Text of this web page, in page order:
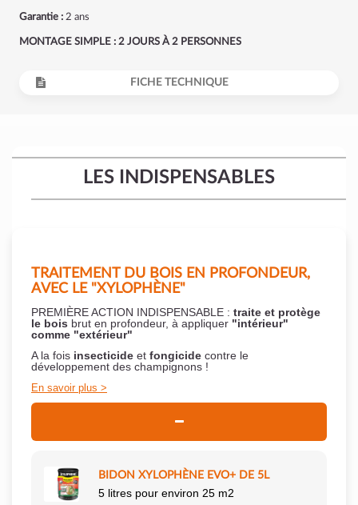
Garantie : 2 ans
MONTAGE SIMPLE : 2 JOURS À 2 PERSONNES
FICHE TECHNIQUE
LES INDISPENSABLES
TRAITEMENT DU BOIS EN PROFONDEUR,
AVEC LE "XYLOPHÈNE"
PREMIÈRE ACTION INDISPENSABLE : traite et protège
le bois brut en profondeur, à appliquer "intérieur"
comme "extérieur"
A la fois insecticide et fongicide contre le
développement des champignons !
En savoir plus
BIDON XYLOPHÈNE EVO+ DE 5L
5 litres pour environ 25 m2